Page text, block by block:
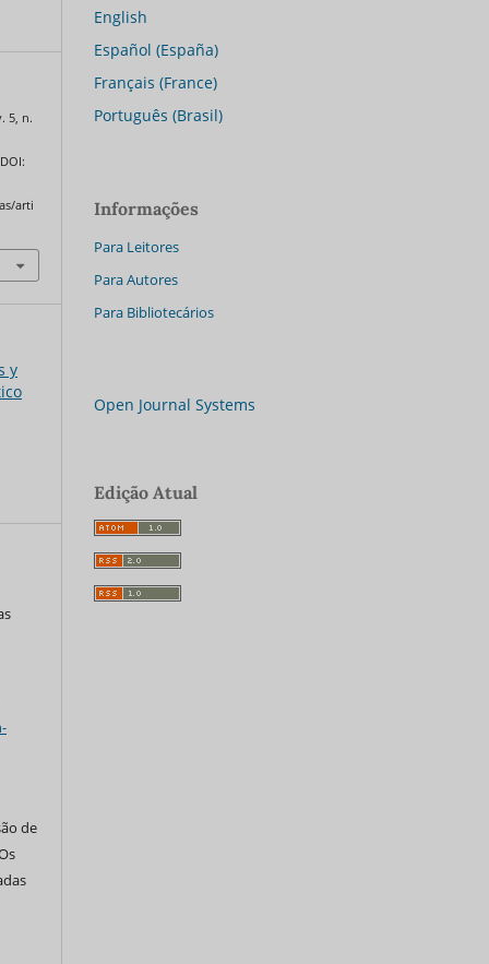
5, n.
arti
y
de
English
Español (España)
Français (France)
Português (Brasil)
Informações
Para Leitores
Para Autores
Para Bibliotecários
Open Journal Systems
Edição Atual